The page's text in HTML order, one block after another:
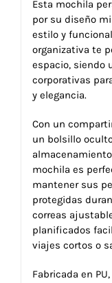
Esta mochila
por su diseño
estilo y
organizativa te
espacio, siendo
corporativas
y elegancia.
Con un
un bolsillo
mochila es
mantener sus
protegidas
correas
planificados
viajes cortos o
Fabricada en